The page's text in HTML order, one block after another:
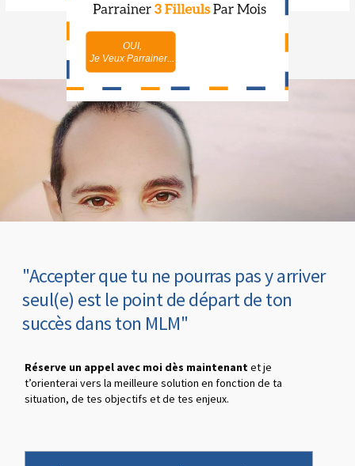
"Accepter que tu ne pourras pas y arriver
seul(e) est le point de départ de ton
succès dans ton MLM"
Réserve un appel avec moi dès maintenantet je
t’orienterai vers la meilleure solution en fonction de ta
situation, de tes objectifs et de tes enjeux.
OUI,
Je Veux Parrainer...